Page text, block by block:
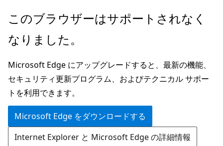
メ
ン
ン
テ
ン
ツ
に
ス
このブラウザーはサポートされなく
なりました。
Microsoft Edge にアップグレードすると、最新の機能、
セキュリティ更新プログラム、およびテクニカル サポー
トを利用できます。
Microsoft Edge をダウンロードする
Internet Explorer と Microsoft Edge の詳細情報